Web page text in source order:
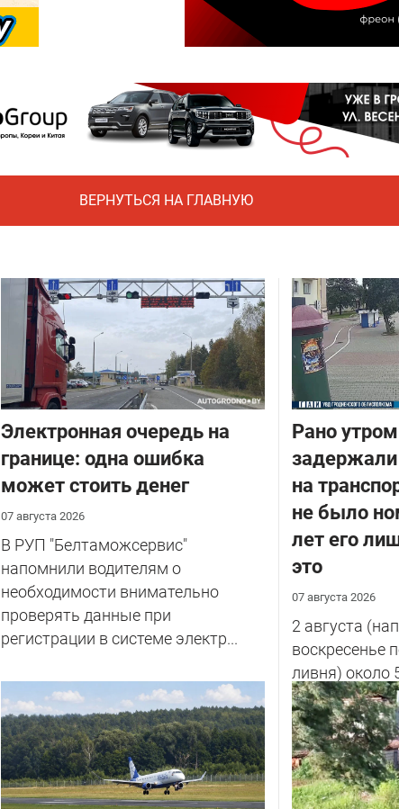
ВЕРНУТЬСЯ НА ГЛАВНУЮ
Электронная очередь на
границе: одна ошибка
может стоить денег
07 августа 2026
В РУП "Белтаможсервис"
напомнили водителям о
необходимости внимательно
проверять данные при
регистрации в системе электр...
Рано
на
не было
лет его
это
07 августа 2026
2 августа
воскресенье
ливня) около
улице
у...